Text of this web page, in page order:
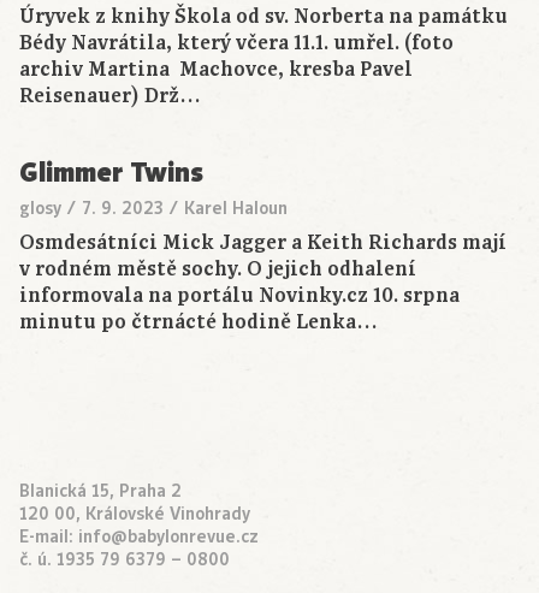
Úryvek z knihy Škola od sv. Norberta na památku
Bédy Navrátila, který včera 11.1. umřel. (foto
archiv Martina Machovce, kresba Pavel
Reisenauer) Drž…
Glimmer Twins
glosy / 7. 9. 2023 / Karel Haloun
Osmdesátníci Mick Jagger a Keith Richards mají
v rodném městě sochy. O jejich odhalení
informovala na portálu Novinky.cz 10. srpna
minutu po čtrnácté hodině Lenka…
Blanická 15, Praha 2
120 00, Královské Vinohrady
E-mail: info@babylonrevue.cz
č. ú. 1935 79 6379 – 0800